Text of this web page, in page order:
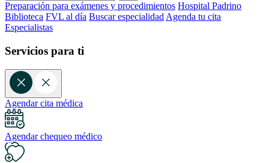
Preparación para exámenes y procedimientos Hospital Padrino
Biblioteca FVL al día Buscar especialidad Agenda tu cita
Especialistas
Servicios para ti
Agendar cita médica
Agendar chequeo médico